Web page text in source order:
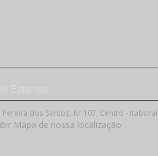
Pereira dos Santos, Nº 107, Centro - Itaboraí
Mapa de nossa localização